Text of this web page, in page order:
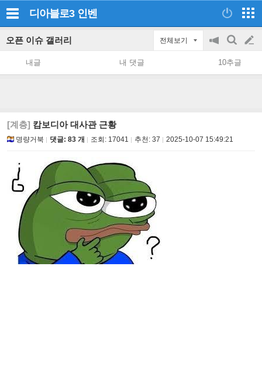
디아블로3 인벤
오픈 이슈 갤러리 전체보기
공
지
on/off
검
색
글
쓰
내글 내 댓글 10추글
[계층] 캄보디아 대사관 근황
명량거북 댓글: 83 개 조회: 17041 추천: 37 2025-10-07 15:49:21